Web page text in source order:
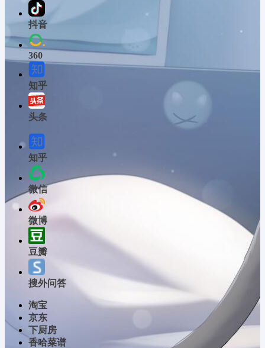
抖音
360
知乎
头条
知乎
微信
微博
豆瓣
搜外问答
淘宝
京东
下厨房
香哈菜谱